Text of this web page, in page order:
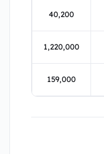
40,200
1,220,000
159,000